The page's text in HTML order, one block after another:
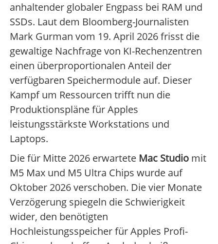
anhaltender globaler Engpass bei RAM und
SSDs. Laut dem Bloomberg-Journalisten
Mark Gurman vom 19. April 2026 frisst die
gewaltige Nachfrage von KI-Rechenzentren
einen überproportionalen Anteil der
verfügbaren Speichermodule auf. Dieser
Kampf um Ressourcen trifft nun die
Produktionspläne für Apples
leistungsstärkste Workstations und
Laptops.
Die für Mitte 2026 erwartete Mac Studio mit
M5 Max und M5 Ultra Chips wurde auf
Oktober 2026 verschoben. Die vier Monate
Verzögerung spiegeln die Schwierigkeit
wider, den benötigten
Hochleistungsspeicher für Apples Profi-